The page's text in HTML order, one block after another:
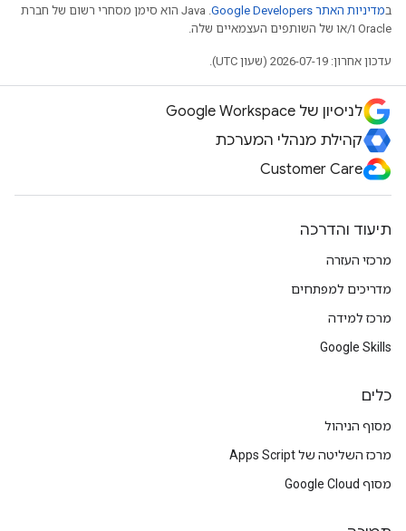
במדיניות האתר Google Developers‏
.‏ Java הוא סימן מסחרי רשום של חברת
Oracle ו/או של השותפים העצמאיים שלה.
עדכון אחרון: 2026-07-19 (שעון UTC).
לניסיון של Google Workspace
קהילת מנהלי המערכת
Customer Care
תיעוד והדרכה
מרכזי העזרה
מדריכים למפתחים
מרכז למידה
Google Skills
כלים
מסוף הניהול
מרכז השליטה של Apps Script
מסוף Google Cloud